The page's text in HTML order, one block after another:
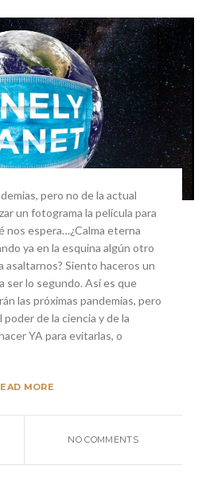
pero no de la actual
un fotograma la película para
nos espera…¿Calma eterna
ya en la esquina algún otro
asaltarnos? Siento haceros un
ser lo segundo. Así es que
las próximas pandemias, pero
de la ciencia y de la
YA para evitarlas, o
MORE
NO COMMENTS